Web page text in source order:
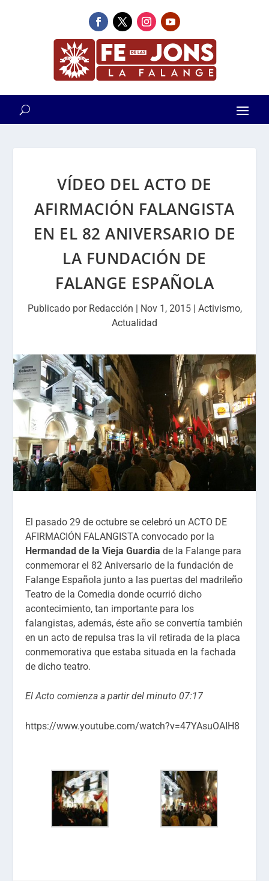
VÍDEO DEL ACTO DE
AFIRMACIÓN FALANGISTA
EN EL 82 ANIVERSARIO DE
LA FUNDACIÓN DE
FALANGE ESPAÑOLA
Publicado por Redacción | Nov 1, 2015| Activismo,
Actualidad
El pasado 29 de octubre se celebró un ACTO DE
AFIRMACIÓN FALANGISTA convocado por la
Hermandad de la Vieja Guardia de la Falange para
conmemorar el 82 Aniversario de la fundación de
Falange Española junto a las puertas del madrileño
Teatro de la Comedia donde ocurrió dicho
acontecimiento, tan importante para los
falangistas, además, éste año se convertía también
en un acto de repulsa tras la vil retirada de la placa
conmemorativa que estaba situada en la fachada
de dicho teatro.
El Acto comienza a partir del minuto 07:17
https://www.youtube.com/watch?v=47YAsuOAIH8